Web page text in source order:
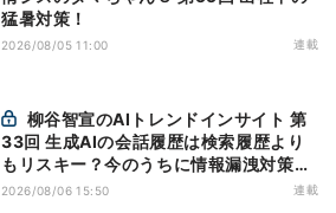
猛暑対策！
2026/08/05 11:00 連載
33回 生成AIの会話履歴は検索履歴より
もリスキー？今のうちに情報漏洩対策を
万全にしておこう
2026/08/06 15:50 連載